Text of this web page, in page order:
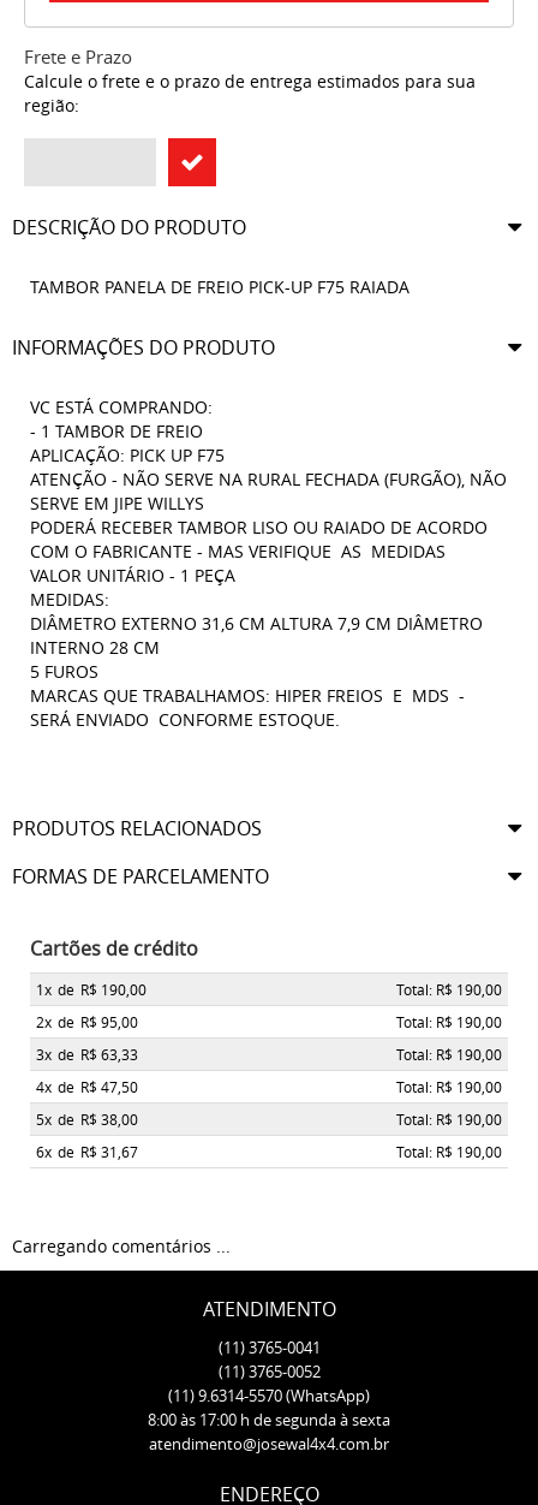
Frete e Prazo
Calcule o frete e o prazo de entrega estimados para sua
região:
DESCRIÇÃO DO PRODUTO
TAMBOR PANELA DE FREIO PICK-UP F75 RAIADA
INFORMAÇÕES DO PRODUTO
VC ESTÁ COMPRANDO:
- 1 TAMBOR DE FREIO
APLICAÇÃO: PICK UP F75
ATENÇÃO - NÃO SERVE NA RURAL FECHADA (FURGÃO), NÃO
SERVE EM JIPE WILLYS
PODERÁ RECEBER TAMBOR LISO OU RAIADO DE ACORDO
COM O FABRICANTE - MAS VERIFIQUE AS MEDIDAS
VALOR UNITÁRIO - 1 PEÇA
MEDIDAS:
DIÂMETRO EXTERNO 31,6 CM ALTURA 7,9 CM DIÂMETRO
INTERNO 28 CM
5 FUROS
MARCAS QUE TRABALHAMOS: HIPER FREIOS E MDS -
SERÁ ENVIADO CONFORME ESTOQUE.
PRODUTOS RELACIONADOS
FORMAS DE PARCELAMENTO
Cartões de crédito
1x de R$ 190,00
Total: R$ 190,00
2x de R$ 95,00
Total: R$ 190,00
3x de R$ 63,33
Total: R$ 190,00
4x de R$ 47,50
Total: R$ 190,00
5x de R$ 38,00
Total: R$ 190,00
6x de R$ 31,67 Total: R$ 190,00
Carregando comentários ...
ATENDIMENTO
(11)3765-0041
(11)3765-0052
(11)9.6314-5570(WhatsApp)
8:00 às 17:00 h de segunda à sexta
atendimento@josewal4x4.com.br
ENDEREÇO